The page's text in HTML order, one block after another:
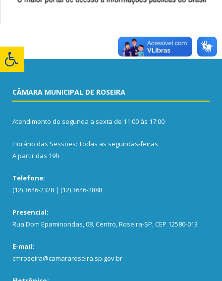
CÂMARA MUNICIPAL DE ROSEIRA
Atendimento de segunda a sexta de 11:00 às 17:00
Horário das Sessões: Todas as segundas-feiras
A partir das 19h
Telefone:
(12) 3646-2328 | (12) 3646-2888
Presencial:
Rua Dom Epaminondas, 08, Centro, Roseira-SP, CEP 12580-013
E-mail:
cmroseira@camararoseira.sp.gov.br